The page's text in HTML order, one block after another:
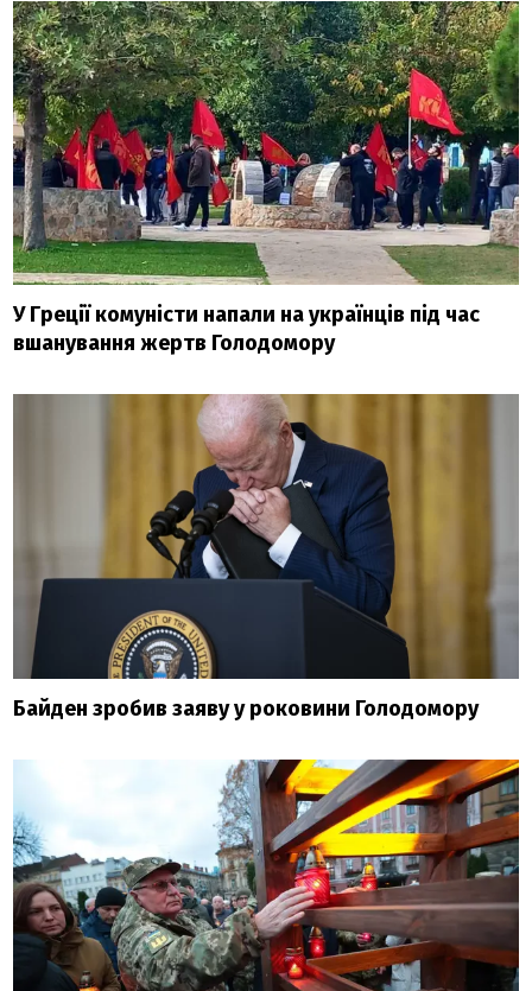
У Греції комуністи напали на українців під час
вшанування жертв Голодомору
Байден зробив заяву у роковини Голодомору